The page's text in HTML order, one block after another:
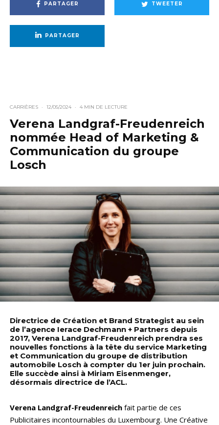
PARTAGER TWEETER
PARTAGER
CARRIÈRES · 12/05/2024 · 4 MIN DE LECTURE
Verena Landgraf-Freudenreich
nommée Head of Marketing &
Communication du groupe
Losch
Directrice de Création et Brand Strategist au sein
de l’agence Ierace Dechmann + Partners depuis
2017, Verena Landgraf-Freudenreich prendra ses
nouvelles fonctions à la tête du service Marketing
et Communication du groupe de distribution
automobile Losch à compter du 1er juin prochain.
Elle succède ainsi à Miriam Eisenmenger,
désormais directrice de l’ACL.
Verena Landgraf-Freudenreich fait partie de ces
Publicitaires incontournables du Luxembourg. Une Créative